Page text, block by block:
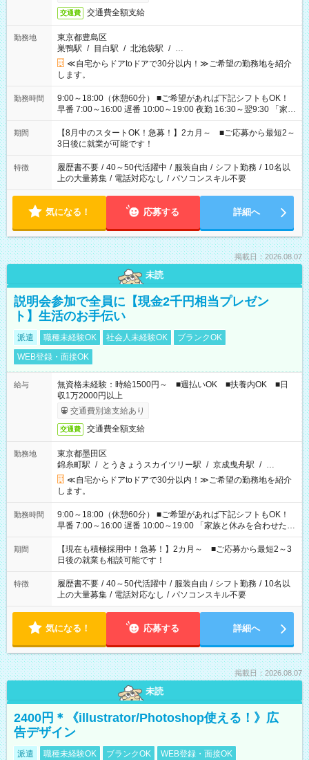
交通費 交通費全額支給
勤務地
東京都豊島区
巣鴨駅 / 目白駅 / 北池袋駅 / …
≪自宅からドアtoドアで30分以内！≫ご希望の勤務地を紹介
します。
勤務時間
9:00～18:00（休憩60分） ■ご希望があれば下記シフトもOK！
早番 7:00～16:00 遅番 10:00～19:00 夜勤 16:30～翌9:30 「家族
と休みを合わせたい」 「余裕を持って夕飯の準備がしたい」
「できれば残業はしたくない」 など、ご希望を教えてください
ね。 ※Wワーク希望の方へ 今ご覧のお仕事で希望する勤務時間
と、もう1つのお仕事の勤務時間。 合計で週40時間を超える場
合は応募できません。
期間
【8月中のスタートOK！急募！】2カ月～ ■ご応募から最短2～
3日後に就業が可能です！
特徴 履歴書不要 / 40～50代活躍中 / 服装自由 / シフト勤務 / 10名以
上の大量募集 / 電話対応なし / パソコンスキル不要
気になる！ 応募する 詳細へ
掲載日：2026.08.07
未読
説明会参加で全員に【現金2千円相当プレゼン
ト】生活のお手伝い
派遣 職種未経験OK 社会人未経験OK
ブランクOK
WEB登録・面接OK
給与
無資格未経験：時給1500円～ ■週払いOK ■扶養内OK ■日
収1万2000円以上
交通費別途支給あり
交通費 交通費全額支給
勤務地
東京都墨田区
錦糸町駅 / とうきょうスカイツリー駅 / 京成曳舟駅 / …
≪自宅からドアtoドアで30分以内！≫ご希望の勤務地を紹介
します。
勤務時間
9:00～18:00（休憩60分） ■ご希望があれば下記シフトもOK！
早番 7:00～16:00 遅番 10:00～19:00 「家族と休みを合わせた
い」 「余裕を持って夕飯の準備がしたい」 「できれば残業はし
たくない」 など、ご希望を教えてくださいね。 ※Wワーク希望
の方へ 今ご覧のお仕事で希望する勤務時間と、もう1つのお仕事
の勤務時間。 合計で週40時間を超える場合は応募できません。
期間
【現在も積極採用中！急募！】2カ月～ ■ご応募から最短2～3
日後の就業も相談可能です！
特徴 履歴書不要 / 40～50代活躍中 / 服装自由 / シフト勤務 / 10名以
上の大量募集 / 電話対応なし / パソコンスキル不要
気になる！ 応募する 詳細へ
掲載日：2026.08.07
未読
2400円＊《illustrator/Photoshop使える！》広
告デザイン
派遣 職種未経験OK ブランクOK WEB登録・面接OK